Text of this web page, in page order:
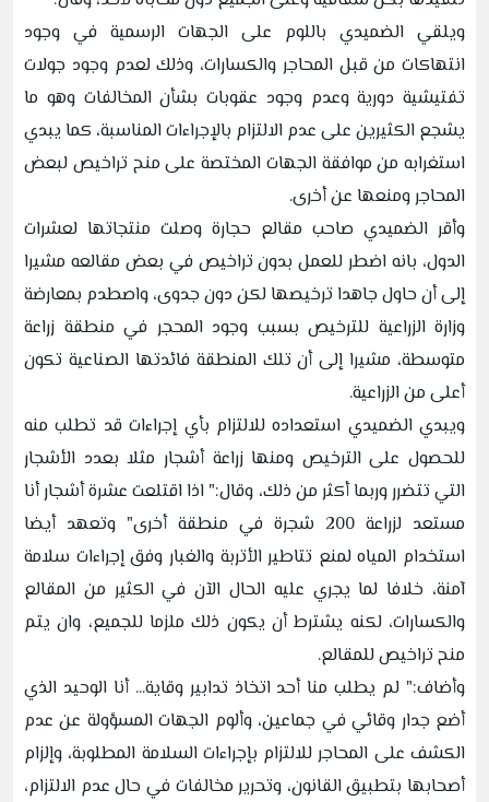
ويلقي الضميدي باللوم على الجهات الرسمية في وجود
انتهاكات من قبل المحاجر والكسارات، وذلك لعدم وجود جولات
تفتيشية دورية وعدم وجود عقوبات بشأن المخالفات وهو ما
يشجع الكثيرين على عدم الالتزام بالإجراءات المناسبة، كما يبدي
استغرابه من موافقة الجهات المختصة على منح تراخيص لبعض
المحاجر ومنعها عن أخرى.
وأقر الضميدي صاحب مقالع حجارة وصلت منتجاتها لعشرات
الدول، بانه اضطر للعمل بدون تراخيص في بعض مقالعه مشيرا
إلى أن حاول جاهدا ترخيصها لكن دون جدوى، واصطدم بمعارضة
وزارة الزراعية للترخيص بسبب وجود المحجر في منطقة زراعة
متوسطة، مشيرا إلى أن تلك المنطقة فائدتها الصناعية تكون
أعلى من الزراعية.
ويبدي الضميدي استعداده للالتزام بأي إجراءات قد تطلب منه
للحصول على الترخيص ومنها زراعة أشجار مثلا بعدد الأشجار
التي تتضرر وربما أكثر من ذلك، وقال:" اذا اقتلعت عشرة أشجار أنا
مستعد لزراعة 200 شجرة في منطقة أخرى" وتعهد أيضا
استخدام المياه لمنع تتاطير الأتربة والغبار وفق إجراءات سلامة
آمنة، خلافا لما يجري عليه الحال الآن في الكثير من المقالع
والكسارات، لكنه يشترط أن يكون ذلك ملزما للجميع، وان يتم
منح تراخيص للمقالع.
وأضاف:" لم يطلب منا أحد اتخاذ تدابير وقاية... أنا الوحيد الذي
أضع جدار وقائي في جماعين، وألوم الجهات المسؤولة عن عدم
الكشف على المحاجر للالتزام بإجراءات السلامة المطلوبة، وإلزام
أصحابها بتطبيق القانون، وتحرير مخالفات في حال عدم الالتزام،